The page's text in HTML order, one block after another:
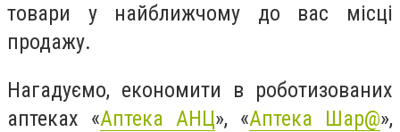
товари у найближчому до вас місці
продажу.
Нагадуємо, економити в роботизованих
аптеках «Аптека АНЦ», «Аптека Шар@»,